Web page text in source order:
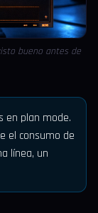
bueno antes de
en plan mode.
el consumo de
línea, un